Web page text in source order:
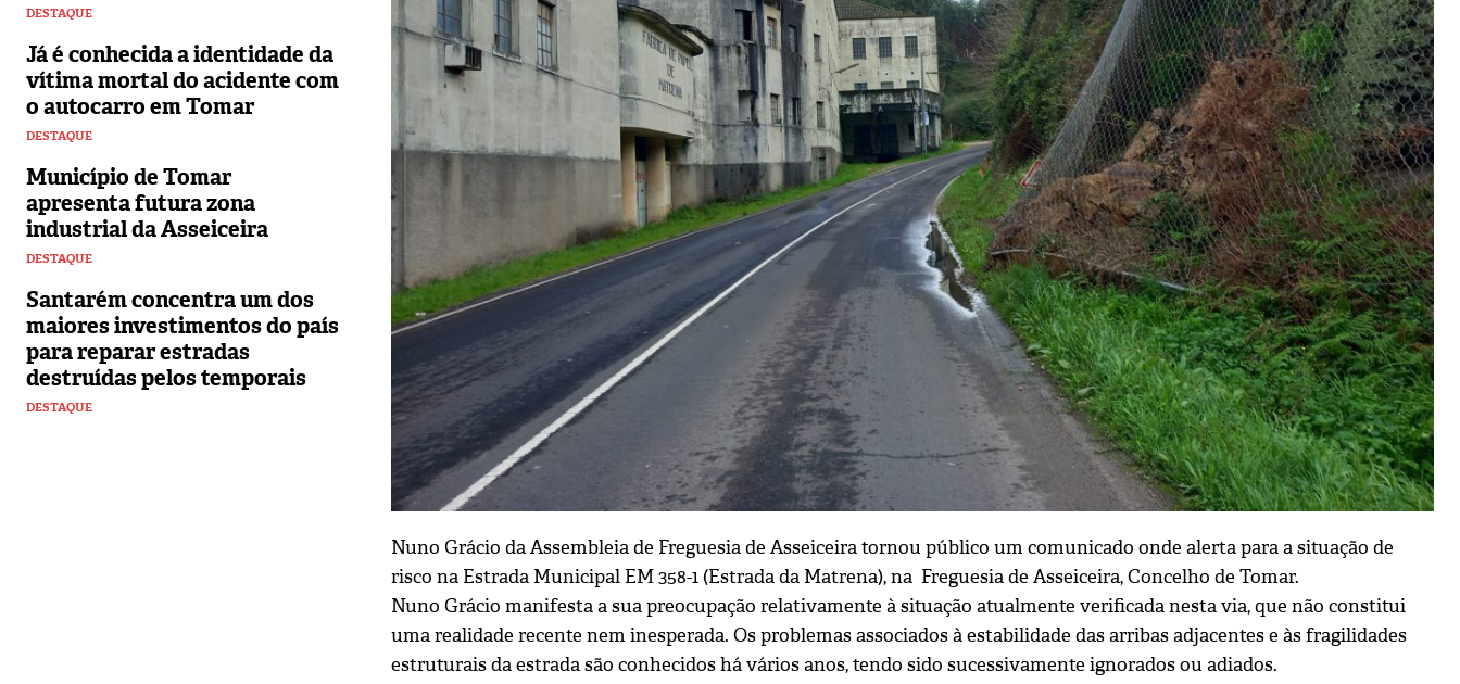
DESTAQUE
Já é conhecida a identidade da
vítima mortal do acidente com
o autocarro em Tomar
DESTAQUE
Município de Tomar
apresenta futura zona
industrial da Asseiceira
DESTAQUE
Santarém concentra um dos
maiores investimentos do país
para reparar estradas
destruídas pelos temporais
DESTAQUE
Nuno Grácio da Assembleia de Freguesia de Asseiceira tornou público um comunicado onde alerta para a situação de
risco na Estrada Municipal EM 358-1 (Estrada da Matrena), na Freguesia de Asseiceira, Concelho de Tomar.
Nuno Grácio manifesta a sua preocupação relativamente à situação atualmente verificada nesta via, que não constitui
uma realidade recente nem inesperada. Os problemas associados à estabilidade das arribas adjacentes e às fragilidades
estruturais da estrada são conhecidos há vários anos, tendo sido sucessivamente ignorados ou adiados.